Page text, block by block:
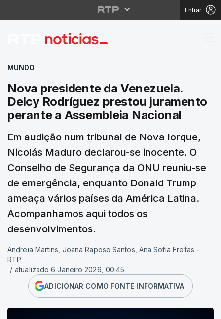
Entrar
Nova presidente da
MUNDO
Nova presidente da Venezuela.
Delcy Rodríguez prestou juramento
perante a Assembleia Nacional
Em audição num tribunal de Nova Iorque,
Nicolás Maduro declarou-se inocente. O
Conselho de Segurança da ONU reuniu-se
de emergência, enquanto Donald Trump
ameaça vários países da América Latina.
Acompanhamos aqui todos os
desenvolvimentos.
Andreia Martins, Joana Raposo Santos, Ana Sofia Freitas -
RTP
/ atualizado 6 Janeiro 2026, 00:45
ADICIONAR COMO FONTE INFORMATIVA